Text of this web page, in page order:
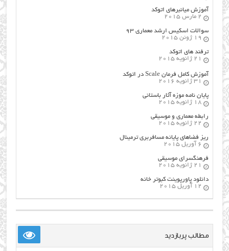
آموزش میانبرهای اتوکد
2 مارس 2015
سوالات اسکیس ارشد معماری ۹۳
19 ژوئن 2015
ترفند های اتوکد
21 ژانویه 2015
آموزش کامل فرمان Scale در اتوکد
31 ژانویه 2016
پایان نامه موزه آثار باستانی
18 ژانویه 2015
رابطه معماری و موسیقی
22 ژانویه 2015
ریز فضاهای پایانه مسافربری ترمینال
6 آوریل 2015
فرهنگسراي موسيقي
21 ژانویه 2015
دانلود پاورپوینت کبوتر خانه
12 آوریل 2015
مطالب پربازدید